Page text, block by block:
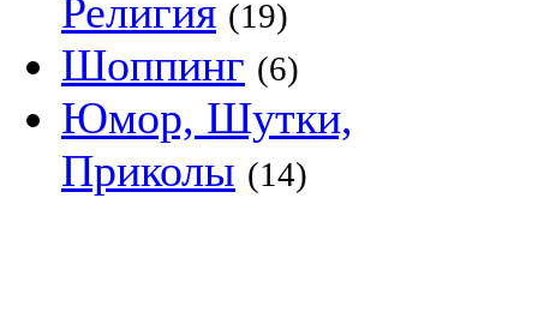
Религия (19)
Шоппинг (6)
Юмор, Шутки,
Приколы (14)